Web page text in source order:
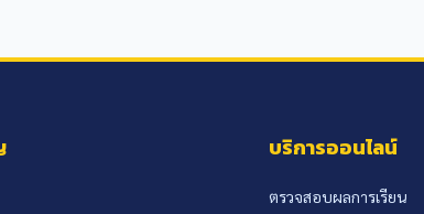
บริการออนไลน์
ตรวจสอบผลการเรียน